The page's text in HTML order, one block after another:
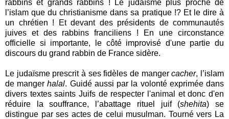
rabbins et grands rabbins ! Le judaïsme plus proche de
l’islam que du christianisme dans sa pratique !? Et le dire à
un chrétien ! Et devant des présidents de communautés
juives et des rabbins franciliens ! En une circonstance
officielle si importante, le côté improvisé d'une partie du
discours du grand rabbin de France sidère.
Le judaïsme prescrit à ses fidèles de mangercacher, l’islam
de mangerhalal. Guidé aussi par la volonté exprimée dans
divers textes saints Juifs de respecter l'animal et donc d'en
réduire la souffrance, l’abattage rituel juif (shehita) se
distingue par ses actes de celui musulman. Tourné vers La